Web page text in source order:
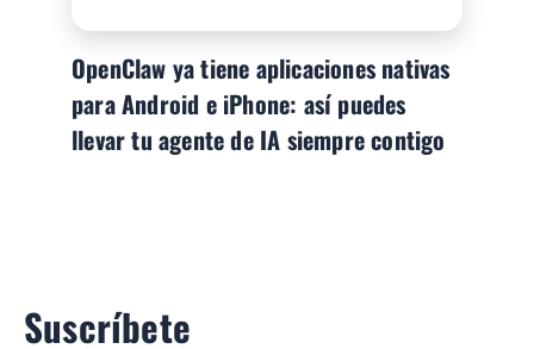
OpenClaw ya tiene aplicaciones nativas
para Android e iPhone: así puedes
llevar tu agente de IA siempre contigo
Suscríbete